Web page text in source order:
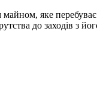
яке перебуває
до заходів з